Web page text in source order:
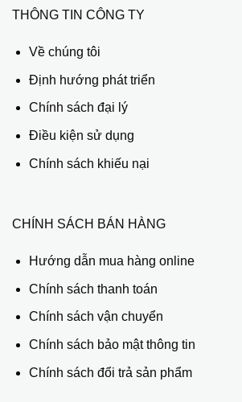
THÔNG TIN CÔNG TY
Về chúng tôi
Định hướng phát triển
Chính sách đại lý
Điều kiện sử dụng
Chính sách khiếu nại
CHÍNH SÁCH BÁN HÀNG
Hướng dẫn mua hàng online
Chính sách thanh toán
Chính sách vận chuyển
Chính sách bảo mật thông tin
Chính sách đổi trả sản phẩm